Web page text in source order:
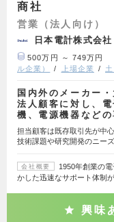
商社
営業（法人向け）
日本電計株式会社
500万円 ～ 749万円
ル企業）
上場企業
国内外のメーカー
法人顧客に対し、
機、電源機器など
担当顧客は既存取引先が中
技術課題や研究開発のニー
会社概要
1950年創業の
かした迅速なサポート体制
興味